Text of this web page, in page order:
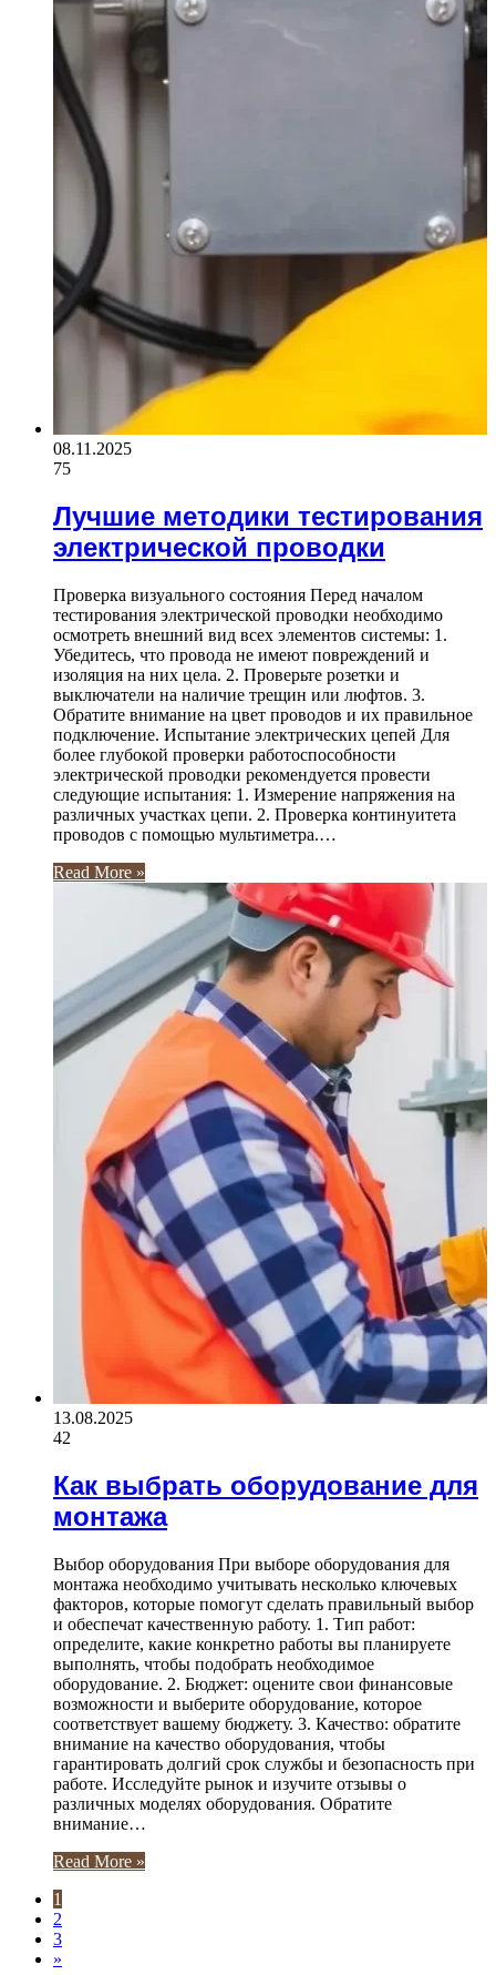
08.11.2025
75
Лучшие методики тестирования
электрической проводки
Проверка визуального состояния Перед началом
тестирования электрической проводки необходимо
осмотреть внешний вид всех элементов системы: 1.
Убедитесь, что провода не имеют повреждений и
изоляция на них цела. 2. Проверьте розетки и
выключатели на наличие трещин или люфтов. 3.
Обратите внимание на цвет проводов и их правильное
подключение. Испытание электрических цепей Для
более глубокой проверки работоспособности
электрической проводки рекомендуется провести
следующие испытания: 1. Измерение напряжения на
различных участках цепи. 2. Проверка континуитета
проводов с помощью мультиметра.…
Read More »
13.08.2025
42
Как выбрать оборудование для
монтажа
Выбор оборудования При выборе оборудования для
монтажа необходимо учитывать несколько ключевых
факторов, которые помогут сделать правильный выбор
и обеспечат качественную работу. 1. Тип работ:
определите, какие конкретно работы вы планируете
выполнять, чтобы подобрать необходимое
оборудование. 2. Бюджет: оцените свои финансовые
возможности и выберите оборудование, которое
соответствует вашему бюджету. 3. Качество: обратите
внимание на качество оборудования, чтобы
гарантировать долгий срок службы и безопасность при
работе. Исследуйте рынок и изучите отзывы о
различных моделях оборудования. Обратите
внимание…
Read More »
1
2
3
»